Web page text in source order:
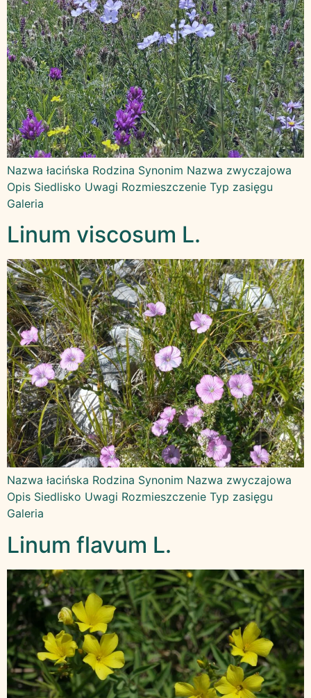
Nazwa łacińska Rodzina Synonim Nazwa zwyczajowa
Opis Siedlisko Uwagi Rozmieszczenie Typ zasięgu
Galeria
Linum viscosum L.
Nazwa łacińska Rodzina Synonim Nazwa zwyczajowa
Opis Siedlisko Uwagi Rozmieszczenie Typ zasięgu
Galeria
Linum flavum L.